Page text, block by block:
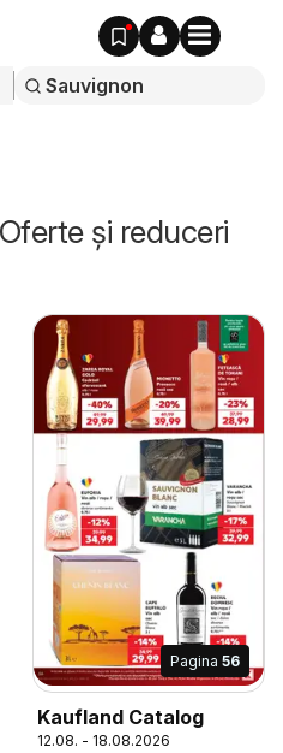
și reduceri
Pagina 56
Kaufland Catalog
12.08. - 18.08.2026